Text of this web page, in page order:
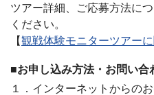
ツアー詳細、ご応募方法に
ください。
【観戦体験モニターツアー
■お申し込み方法・お問い合
１．インターネットからの